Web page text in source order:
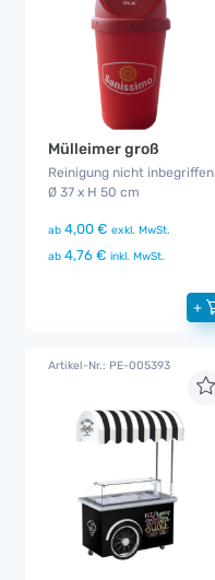
Mülleimer groß
Reinigung nicht inbegriffen
Ø 37 x H 50 cm
ab 4,00 € exkl. MwSt.
ab 4,76 € inkl. MwSt.
+
Artikel-Nr.: PE-005393